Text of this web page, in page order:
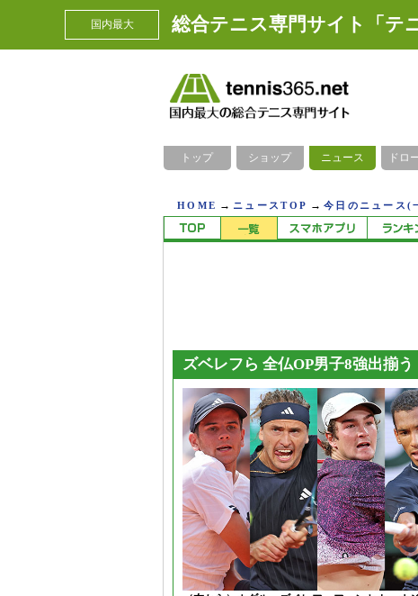
国内最大 総合テニス専門サイト「テ
トップ ショップ ニュース ドロ
HOME → ニュースTOP →今日のニュース(
ズベレフら 全仏OP男子8強出揃う